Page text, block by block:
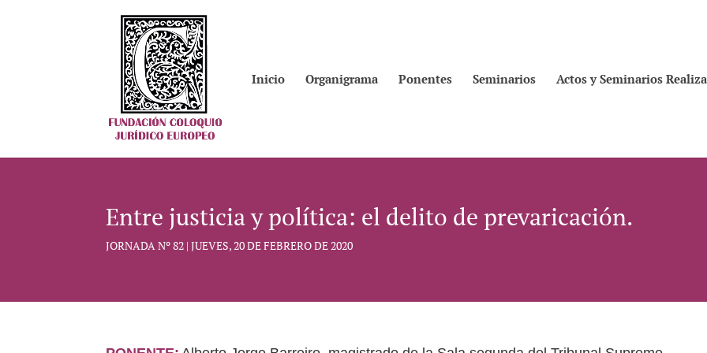
Inicio Organigrama Ponentes Seminarios Actos y Seminarios
Entre justicia y política: el delito de prevaricación.
JORNADA Nº 82 | JUEVES, 20 DE FEBRERO DE 2020